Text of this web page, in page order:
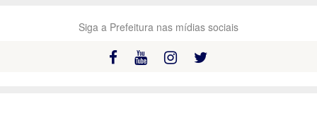
Siga a Prefeitura nas mídias sociais